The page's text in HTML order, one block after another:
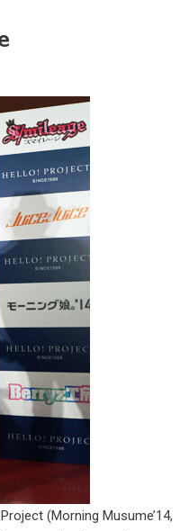
(Morning Musume’14,